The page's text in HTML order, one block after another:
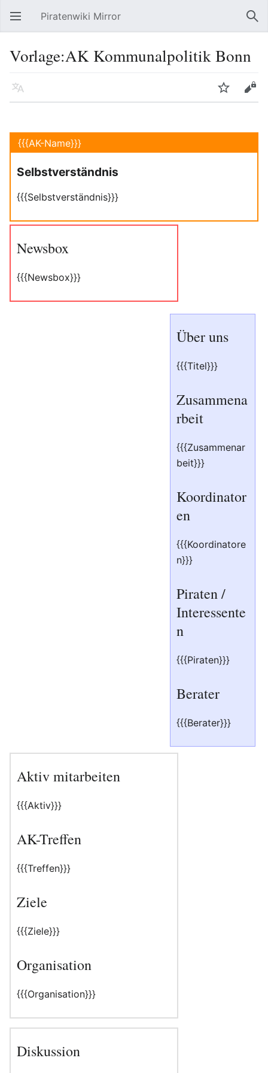
Hauptmenü öffnen Piratenwiki Mirror
Vorlage:AK Kommunalpolitik Bonn
Sprache Beobachten Bearbeiten
{{{AK-Name}}}
Selbstverständnis
{{{Selbstverständnis}}}
Newsbox
{{{Newsbox}}}
Über uns
{{{Titel}}}
Zusammena
rbeit
{{{Zusammenar
beit}}}
Koordinator
en
{{{Koordinatore
n}}}
Piraten /
Interessente
n
{{{Piraten}}}
Berater
{{{Berater}}}
Aktiv mitarbeiten
{{{Aktiv}}}
AK-Treffen
{{{Treffen}}}
Ziele
{{{Ziele}}}
Organisation
{{{Organisation}}}
Diskussion